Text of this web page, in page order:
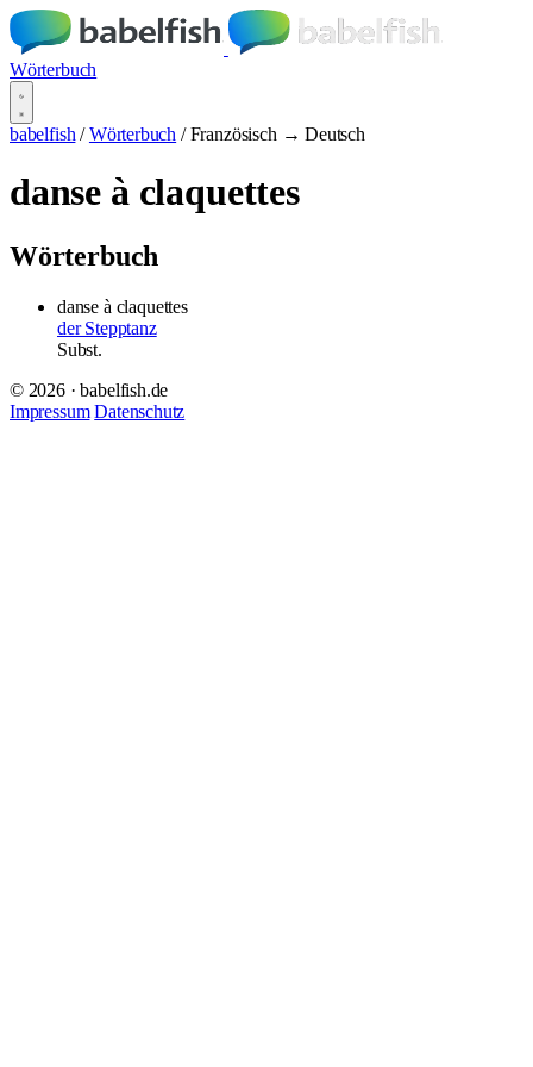
Wörterbuch
babelfish / Wörterbuch / Französisch → Deutsch
danse à claquettes
Wörterbuch
danse à claquettes
der Stepptanz
Subst.
© 2026 · babelfish.de
Impressum Datenschutz